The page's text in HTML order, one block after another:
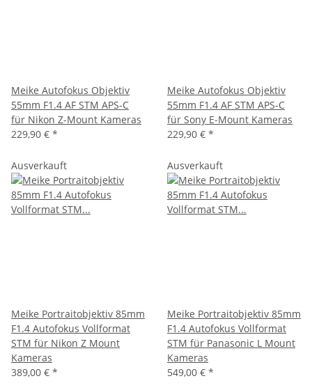
Meike Autofokus Objektiv
55mm F1.4 AF STM APS-C
für Nikon Z-Mount Kameras
229,90 € *
Meike Autofokus Objektiv
55mm F1.4 AF STM APS-C
für Sony E-Mount Kameras
229,90 € *
Ausverkauft
Meike Portraitobjektiv 85mm
F1.4 Autofokus Vollformat
STM für Nikon Z Mount
Kameras
389,00 € *
Ausverkauft
Meike Portraitobjektiv 85mm
F1.4 Autofokus Vollformat
STM für Panasonic L Mount
Kameras
549,00 € *